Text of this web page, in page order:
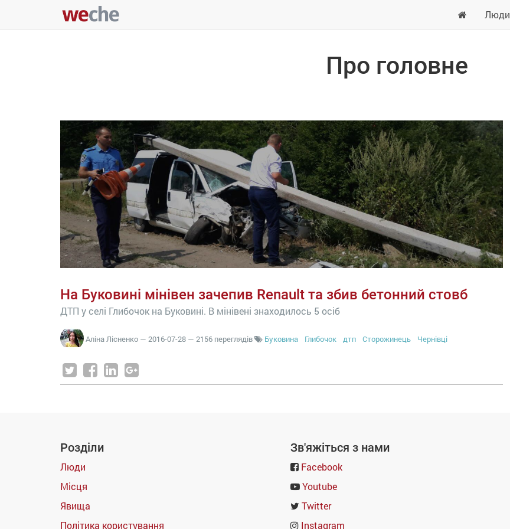
Люди
Про головне
На Буковині мінівен зачепив Renault та збив бетонний стовб
ДТП у селі Глибочок на Буковині. В мінівені знаходилось 5 осіб
Аліна Лісненко — 2016-07-28 — 2156 переглядів Буковина Глибочок дтп Сторожинець Чернівці
Розділи
Люди
Місця
Явища
Політика користування
Зв'яжіться з нами
Facebook
Youtube
Twitter
Instagram